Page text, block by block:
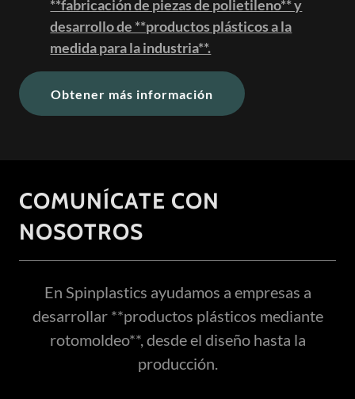
**fabricación de piezas de polietileno** y
desarrollo de **productos plásticos a la
medida para la industria**.
Obtener más información
COMUNÍCATE CON
NOSOTROS
En Spinplastics ayudamos a empresas a
desarrollar **productos plásticos mediante
rotomoldeo**, desde el diseño hasta la
producción.